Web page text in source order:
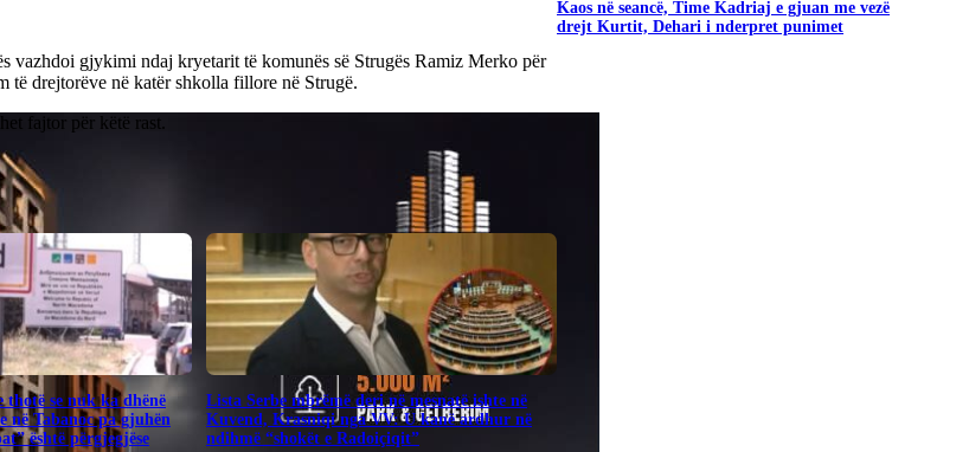
vazhdoi gjykimi ndaj kryetarit të komunës së Strugës Ramiz Merko për
të drejtorëve në katër shkolla fillore në Strugë.
fajtor për këtë rast.
se nuk ka dhënë
në Tabanoc pa gjuhën
është përgjegjëse
​Lista Serbe mbrëmë deri në mesnatë ishte në
Kuvend, Krasniqi nga VV: U kanë ardhur në
ndihmë “shokët e Radoiçiqit”
Kaos në seancë, Time Kadriaj e gjuan me vezë
drejt Kurtit, Dehari i nderpret punimet